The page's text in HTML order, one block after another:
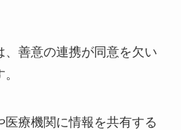
、善意の連携が同意を欠い
療機関に情報を共有する